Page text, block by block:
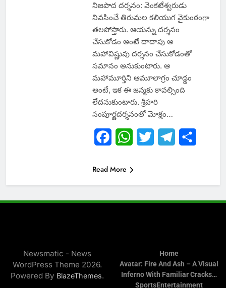
నిజపాద దర్శనం: వెంకటేశ్వరుడు
నివసించే తిరుమల కలియుగ వైకుంఠంగా
తలపోస్తారు. ఆయన్ను దర్శనం
చేసుకోడం అంటే దాదాపు ఆ
మహావిష్ణువు దర్శనం చేసుకోడంతో
సమానం అనుకుంటారు. ఆ
మహామూర్తిని ఆమూలాగ్రం చూడ్డం
అంటే, ఇక ఈ జన్మకు కావల్సింది
లేదనుకుంటారు. శ్రీహరి
సంపూర్ణదర్శనంతో మోక్షం…
FacebookWhatsApp
Twitter Telegram
Read More
Newsmatic - News
WordPress Theme 2026.
Powered By BlazeThemes.
Home
Avatar: Fire And Ash – A Visual
Inferno With Familiar Cracks…
SportsEntertainment